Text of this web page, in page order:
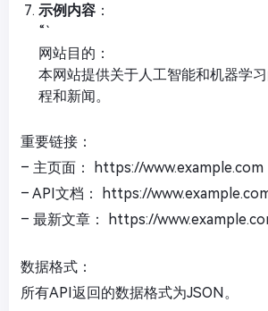
示例内容 ：
“`
网站目的：
本网站提供关于人工智能和机器学
程和新闻。
重要链接：
– 主页面： https://www.example.com
– API文档： https://
– 最新文章： https://
数据格式：
所有API返回的数据格式为JSON。